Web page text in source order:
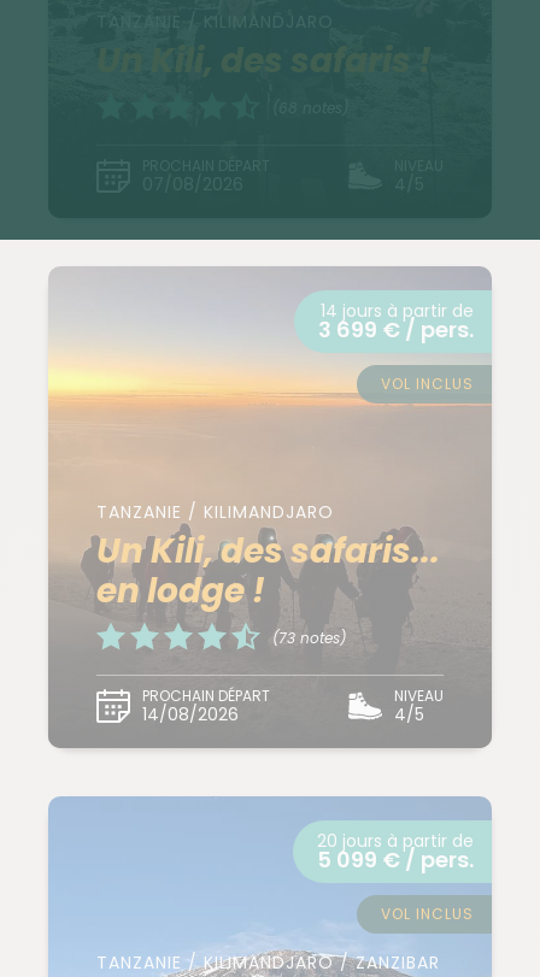
TANZANIE / KILIMANDJARO
Un Kili, des safaris...
en lodge !
(73 notes)
PROCHAIN DÉPART
14/08/2026
NIVEAU
4/5
14 jours à partir de
3 699 € / pers.
VOL INCLUS
TANZANIE / KILIMANDJARO / ZANZIBAR
20 jours à partir de
5 099 € / pers.
VOL INCLUS